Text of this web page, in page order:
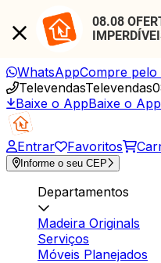
08.08
WhatsAppCompre pelo
TelevendasTelevendas
Baixe o AppBaixe o App
Entrar Favoritos
Informe o seu CEP
Departamentos
Madeira Originals
Serviços
Móveis Planejados